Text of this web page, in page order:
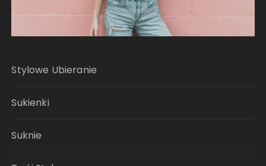
Stylowe Ubieranie
Sukienki
Suknie